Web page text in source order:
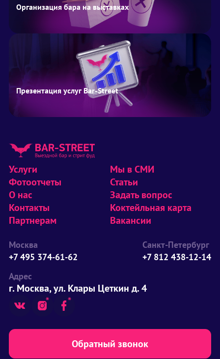
Организация бара на выставках
Презентация услуг Bar-Street
Услуги
Фотоотчеты
О нас
Контакты
Партнерам
Мы в СМИ
Статьи
Задать вопрос
Коктейльная карта
Вакансии
Москва
+7 495 374-61-62
Санкт-Петербург
+7 812 438-12-14
Адрес
г. Москва, ул. Клары Цеткин д. 4
Обратный звонок